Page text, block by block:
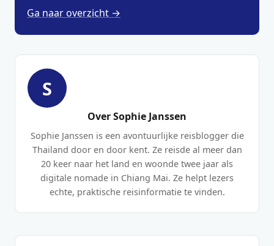
Ga naar overzicht →
S
Over Sophie Janssen
Sophie Janssen is een avontuurlijke reisblogger die
Thailand door en door kent. Ze reisde al meer dan
20 keer naar het land en woonde twee jaar als
digitale nomade in Chiang Mai. Ze helpt lezers
echte, praktische reisinformatie te vinden.